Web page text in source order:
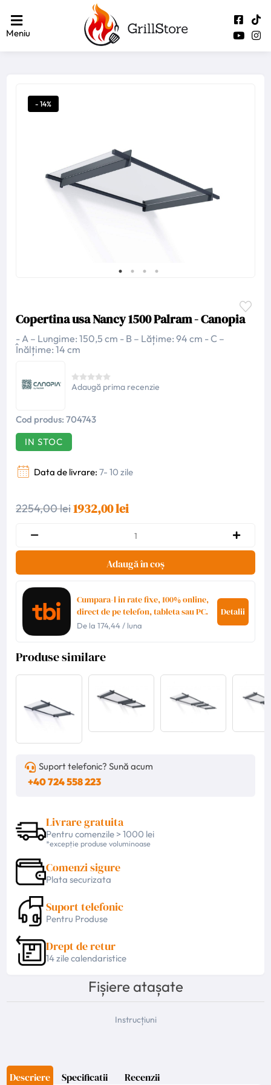
Meniu
- 14%
Copertina usa Nancy 1500 Palram - Canopia
- A – Lungime: 150,5 cm - B – Lățime: 94 cm - C –
Înălțime: 14 cm
Adaugă prima recenzie
Cod produs: 704743
IN STOC
Data de livrare: 7- 10 zile
2254,00 lei1932,00 lei
Adaugă în coș
Cumpara-l in rate fixe, 100% online,
direct de pe telefon, tableta sau PC.
De la174,44 / luna
Detalii
Produse similare
Suport telefonic? Sună acum
+40 724 558 223
Livrare gratuita
Pentru comenzile > 1000 lei
*excepție produse voluminoase
Comenzi sigure
Plata securizata
Suport telefonic
Pentru Produse
Drept de retur
14 zile calendaristice
Fișiere atașate
Instrucțiuni
Descriere Specificatii Recenzii